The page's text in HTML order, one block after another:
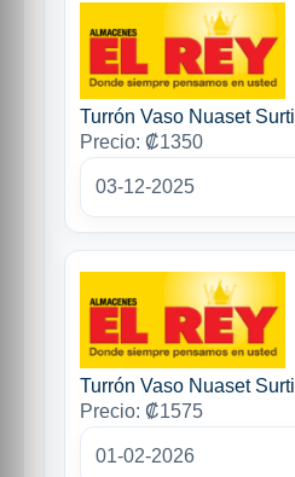
Turrón Vaso Nuaset
Precio: ₡1350
03-12-2025
Turrón Vaso Nuaset
Precio: ₡1575
01-02-2026